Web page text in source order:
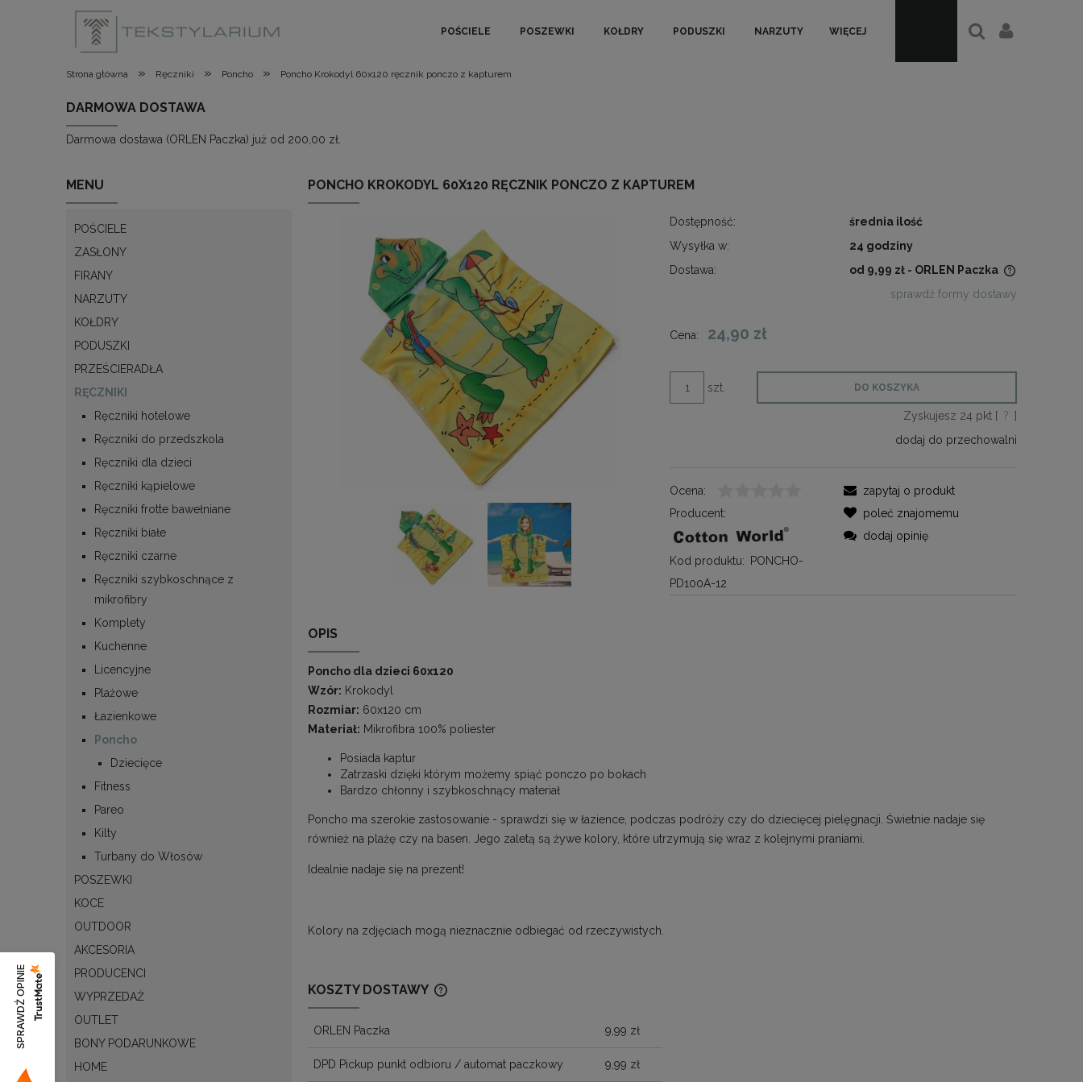
POŚCIELE POSZEWKI KOŁDRY PODUSZKI NARZUTY WIĘCEJ
Strona główna » Ręczniki » Poncho » Poncho Krokodyl 60x120 ręcznik ponczo z kapturem
DARMOWA DOSTAWA
Darmowa dostawa (ORLEN Paczka) już od 200,00 zł.
MENU
POŚCIELE
ZASŁONY
FIRANY
NARZUTY
KOŁDRY
PODUSZKI
PRZEŚCIERADŁA
RĘCZNIKI
Ręczniki hotelowe
Ręczniki do przedszkola
Ręczniki dla dzieci
Ręczniki kąpielowe
Ręczniki frotte bawełniane
Ręczniki białe
Ręczniki czarne
Ręczniki szybkoschnące z
mikrofibry
Komplety
Kuchenne
Licencyjne
Plażowe
Łazienkowe
Poncho
Dziecięce
Fitness
Pareo
Kilty
Turbany do Włosów
POSZEWKI
KOCE
OUTDOOR
AKCESORIA
PRODUCENCI
WYPRZEDAŻ
OUTLET
BONY PODARUNKOWE
HOME
PONCHO KROKODYL 60X120 RĘCZNIK PONCZO Z KAPTUREM
Dostępność:
średnia ilość
Wysyłka w:
24 godziny
Dostawa:
od 9,99 zł - ORLEN Paczka
sprawdź formy dostawy
Cena: 24,90 zł
szt. DO KOSZYKA
Zyskujesz 24 pkt [ ? ]
dodaj do przechowalni
Ocena:
Producent:
Kod produktu: PONCHO-
PD100A-12
zapytaj o produkt
poleć znajomemu
dodaj opinię
OPIS
Poncho dla dzieci 60x120
Wzór: Krokodyl
Rozmiar: 60x120 cm
Materiał: Mikrofibra 100% poliester
Posiada kaptur
Zatrzaski dzięki którym możemy spiąć ponczo po bokach
Bardzo chłonny i szybkoschnący materiał
Poncho ma szerokie zastosowanie - sprawdzi się w łazience, podczas podróży czy do dziecięcej pielęgnacji. Świetnie nadaje się
również na plażę czy na basen. Jego zaletą są żywe kolory, które utrzymują się wraz z kolejnymi praniami.
Idealnie nadaje się na prezent!
Kolory na zdjęciach mogą nieznacznie odbiegać od rzeczywistych.
KOSZTY DOSTAWY
CENA NIE ZAWIERA EWENTUALNYCH
ORLEN Paczka 9,99 zł
DPD Pickup punkt odbioru / automat paczkowy 9,99 zł
SPRAWDŹ OPINIE